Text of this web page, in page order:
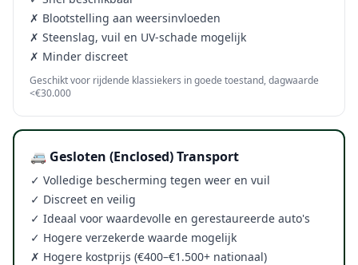
✗ Blootstelling aan weersinvloeden
✗ Steenslag, vuil en UV-schade mogelijk
✗ Minder discreet
Geschikt voor rijdende klassiekers in goede toestand, dagwaarde
<€30.000
🚐 Gesloten (Enclosed) Transport
✓ Volledige bescherming tegen weer en vuil
✓ Discreet en veilig
✓ Ideaal voor waardevolle en gerestaureerde auto's
✓ Hogere verzekerde waarde mogelijk
✗ Hogere kostprijs (€400–€1.500+ nationaal)